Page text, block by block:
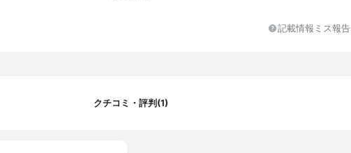
記載情報ミス報告
クチコミ・評判(1)